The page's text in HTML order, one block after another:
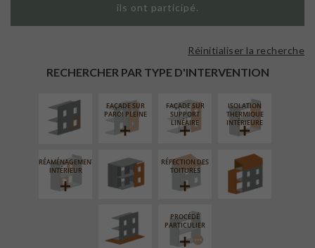
ils ont participé.
RECHERCHER PAR TYPE D'INTERVENTION
Réinitialiser la recherche
EXTÉRIEURE
FAÇADE SUR
PAROI PLEINE
FAÇADE SUR
SUPPORT
LINÉAIRE
ISOLATION
THERMIQUE
INTÉRIEURE
RÉAMÉNAGEMENT
INTÉRIEUR
FERMETURE
LOGGIAS
RÉFECTION DES
TOITURES
SURÉLÉVATION
EXTENSION
AMÉNAGEMENT
EXTÉRIEUR
PROCÉDÉ
PARTICULIER